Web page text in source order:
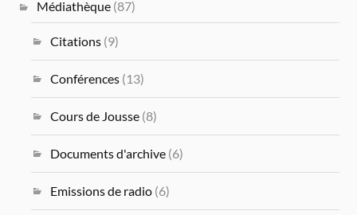
Médiathèque (87)
Citations(9)
Conférences(13)
Cours de Jousse(8)
Documents d'archive(6)
Emissions de radio(6)